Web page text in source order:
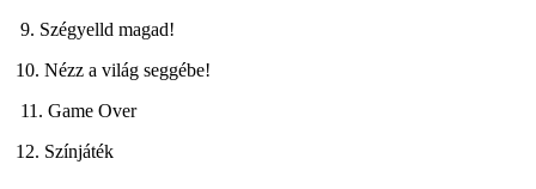
9. Szégyelld magad!
10. Nézz a világ seggébe!
11. Game Over
12. Színjáték